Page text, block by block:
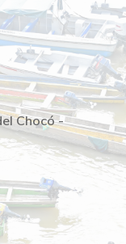
Chocó -